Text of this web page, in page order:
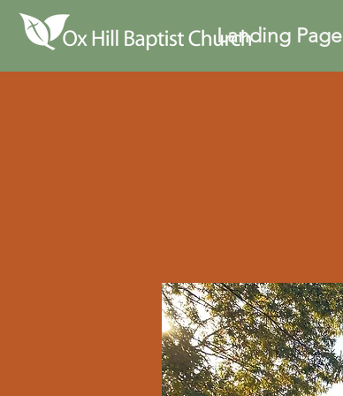
Landing Page